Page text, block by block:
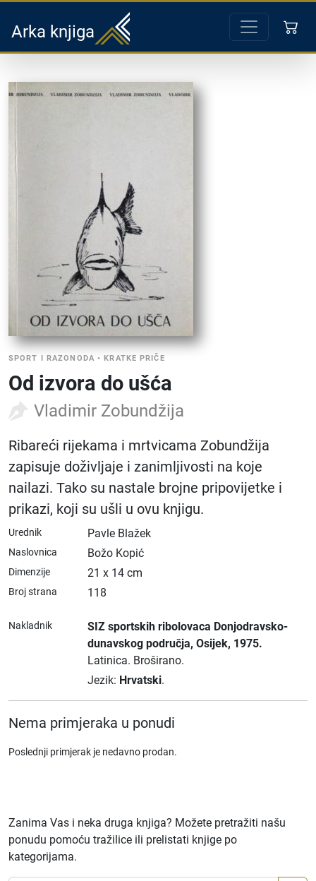
Arka knjiga
SPORT I RAZONODA •KRATKE PRIČE
Od izvora do ušća
Vladimir Zobundžija
Ribareći rijekama i mrtvicama Zobundžija
zapisuje doživljaje i zanimljivosti na koje
nailazi. Tako su nastale brojne pripovijetke i
prikazi, koji su ušli u ovu knjigu.
Urednik Pavle Blažek
Naslovnica Božo Kopić
Dimenzije 21 x 14 cm
Broj strana 118
Nakladnik
SIZ sportskih ribolovaca Donjodravsko-
dunavskog područja, Osijek, 1975.
Latinica. Broširano.
Jezik: Hrvatski.
Nema primjeraka u ponudi
Poslednji primjerak je nedavno prodan.
Zanima Vas i neka druga knjiga? Možete pretražiti našu
ponudu pomoću tražilice ili prelistati knjige po
kategorijama.